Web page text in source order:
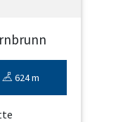
624 m